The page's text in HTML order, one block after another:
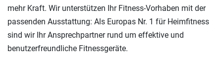
mehr Kraft. Wir unterstützen Ihr Fitness-Vorhaben mit der
passenden Ausstattung: Als Europas Nr. 1 für Heimfitness
sind wir Ihr Ansprechpartner rund um effektive und
benutzerfreundliche Fitnessgeräte.